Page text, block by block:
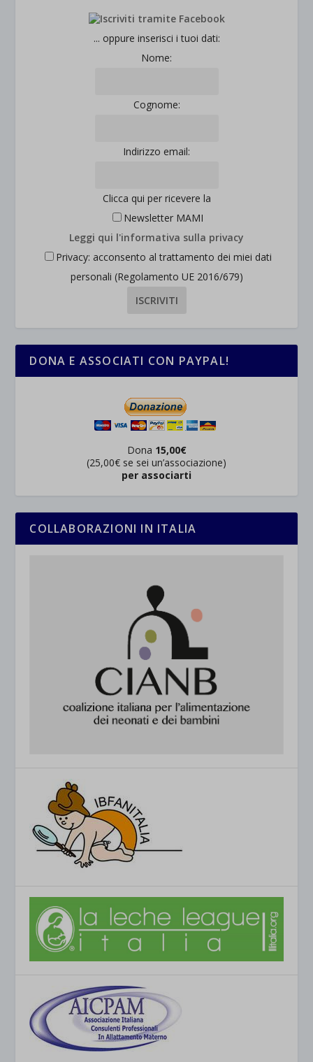
... oppure inserisci i tuoi dati:
Nome:
Cognome:
Indirizzo email:
Clicca qui per ricevere la
Newsletter MAMI
Leggi qui l'informativa sulla privacy
Privacy: acconsento al trattamento dei miei dati
personali (Regolamento UE 2016/679)
DONA E ASSOCIATI CON PAYPAL!
Dona 15,00€
(25,00€ se sei un’associazione)
per associarti
COLLABORAZIONI IN ITALIA